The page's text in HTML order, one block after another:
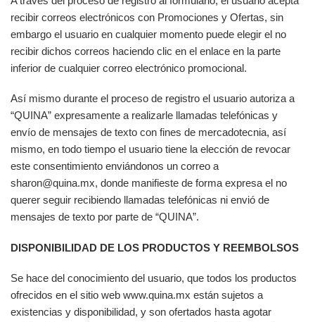
recibir correos electrónicos con Promociones y Ofertas, sin
embargo el usuario en cualquier momento puede elegir el no
recibir dichos correos haciendo clic en el enlace en la parte
inferior de cualquier correo electrónico promocional.
Así mismo durante el proceso de registro el usuario autoriza a
“QUINA” expresamente a realizarle llamadas telefónicas y
envío de mensajes de texto con fines de mercadotecnia, así
mismo, en todo tiempo el usuario tiene la elección de revocar
este consentimiento enviándonos un correo a
sharon@quina.mx, donde manifieste de forma expresa el no
querer seguir recibiendo llamadas telefónicas ni envió de
mensajes de texto por parte de “QUINA”.
DISPONIBILIDAD DE LOS PRODUCTOS Y REEMBOLSOS
Se hace del conocimiento del usuario, que todos los productos
ofrecidos en el sitio web www.quina.mx están sujetos a
existencias y disponibilidad, y son ofertados hasta agotar